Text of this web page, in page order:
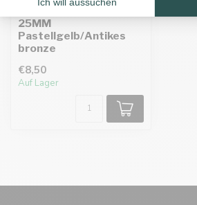
25MM
Pastellgelb/Antikes
bronze
€8,50
Auf Lager